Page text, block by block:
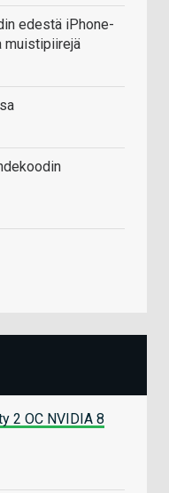
edestä iPhone-
muistipiirejä
2 OC NVIDIA 8